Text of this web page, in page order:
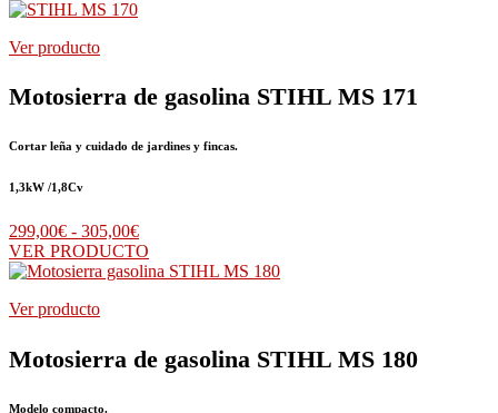
235,00€
Ver producto
Motosierra de gasolina STIHL MS 171
Cortar leña y cuidado de jardines y fincas.
1,3kW /1,8Cv
299,00€ - 305,00€Rango
de
precios:
305,00€
VER PRODUCTO
Ver producto
Motosierra de gasolina STIHL MS 180
Modelo compacto.